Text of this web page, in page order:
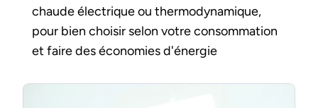
chaude électrique ou thermodynamique,
pour bien choisir selon votre consommation
et faire des économies d'énergie